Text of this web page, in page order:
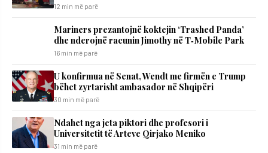
12 min më parë
Mariners prezantojnë koktejin ‘Trashed Panda’
dhe nderojnë racunin Jimothy në T‑Mobile Park
16 min më parë
U konfirmua në Senat, Wendt me firmën e Trump
bëhet zyrtarisht ambasador në Shqipëri
30 min më parë
Ndahet nga jeta piktori dhe profesori i
Universitetit të Arteve Qirjako Meniko
31 min më parë